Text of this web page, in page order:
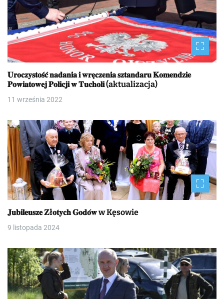
𝐔𝐫𝐨𝐜𝐳𝐲𝐬𝐭𝐨𝐬́𝐜́ 𝐧𝐚𝐝𝐚𝐧𝐢𝐚 𝐢 𝐰𝐫𝐞̨𝐜𝐳𝐞𝐧𝐢𝐚 𝐬𝐳𝐭𝐚𝐧𝐝𝐚𝐫𝐮 𝐊𝐨𝐦𝐞𝐧𝐝𝐳𝐢𝐞
𝐏𝐨𝐰𝐢𝐚𝐭𝐨𝐰𝐞𝐣 𝐏𝐨𝐥𝐢𝐜𝐣𝐢 𝐰 𝐓𝐮𝐜𝐡𝐨𝐥𝐢 (aktualizacja)
11 września 2022
𝐉𝐮𝐛𝐢𝐥𝐞𝐮𝐬𝐳𝐞 𝐙ł𝐨𝐭𝐲𝐜𝐡 𝐆𝐨𝐝𝐨́𝐰 w Kęsowie
9 listopada 2024